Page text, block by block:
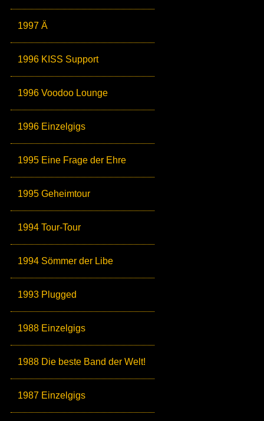
1997 Ä
1996 KISS Support
1996 Voodoo Lounge
1996 Einzelgigs
1995 Eine Frage der Ehre
1995 Geheimtour
1994 Tour-Tour
1994 Sömmer der Libe
1993 Plugged
1988 Einzelgigs
1988 Die beste Band der Welt!
1987 Einzelgigs